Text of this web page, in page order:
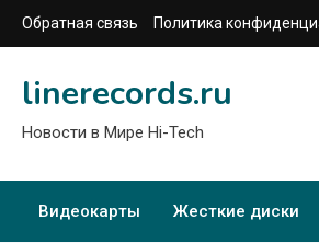
Перейти
к
Обратная связь Политика
linerecords.ru
Новости в Мире Hi-Tech
Видеокарты Жесткие диски